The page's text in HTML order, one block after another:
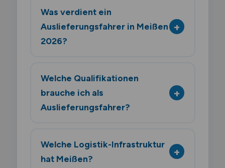
Was verdient ein
Auslieferungsfahrer in Meißen
2026?
Welche Qualifikationen
brauche ich als
Auslieferungsfahrer?
Welche Logistik-Infrastruktur
hat Meißen?